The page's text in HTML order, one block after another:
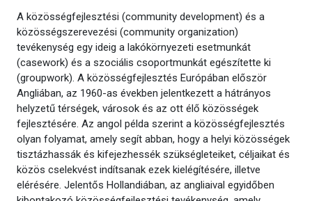
A közösségfejlesztési (community development) és a
közösségszerevezési (community organization)
tevékenység egy ideig a lakókörnyezeti esetmunkát
(casework) és a szociális csoportmunkát egészítette ki
(groupwork). A közösségfejlesztés Európában először
Angliában, az 1960-as években jelentkezett a hátrányos
helyzetű térségek, városok és az ott élő közösségek
fejlesztésére. Az angol példa szerint a közösségfejlesztés
olyan folyamat, amely segít abban, hogy a helyi közösségek
tisztázhassák és kifejezhessék szükségleteiket, céljaikat és
közös cselekvést indítsanak ezek kielégítésére, illetve
elérésére. Jelentős Hollandiában, az angliaival egyidőben